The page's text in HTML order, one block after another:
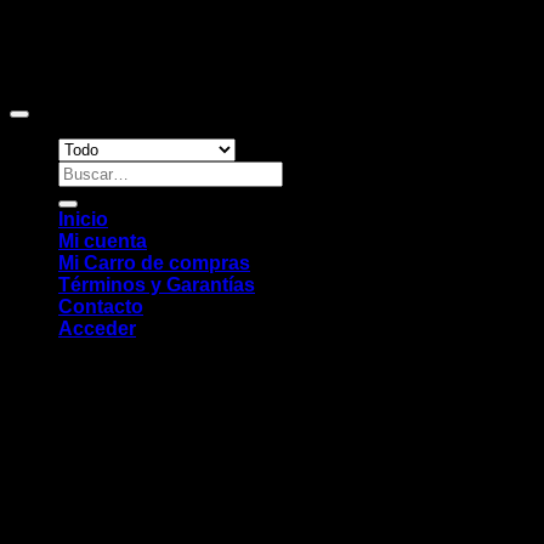
Buscar
por:
Inicio
Mi cuenta
Mi Carro de compras
Términos y Garantías
Contacto
Acceder